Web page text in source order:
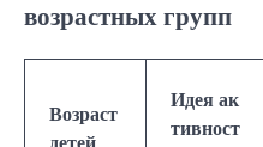
возрастных групп
Возраст
Идея ак
тивност